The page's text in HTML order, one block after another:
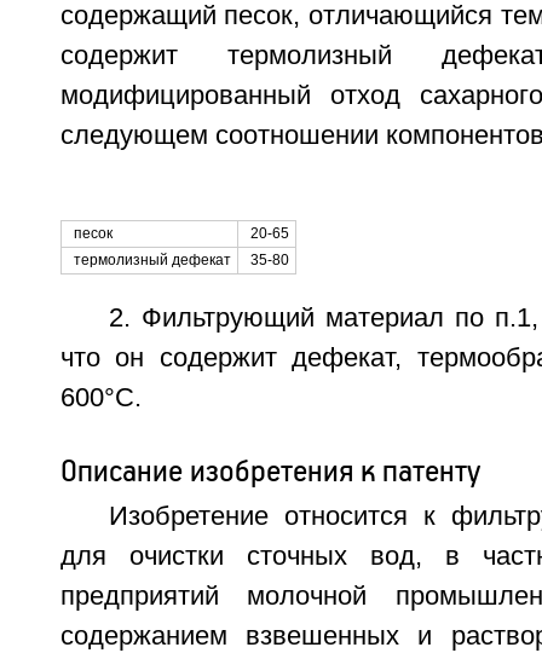
содержащий песок, отличающийся
содержит термолизный
модифицированный отход
следующем соотношении
песок
20-65
термолизный дефекат
35-80
2. Фильтрующий материал по
что он содержит дефекат,
600°С.
Описание изобретения к патенту
Изобретение относится к
для очистки сточных вод, в
предприятий молочной
содержанием взвешенных и